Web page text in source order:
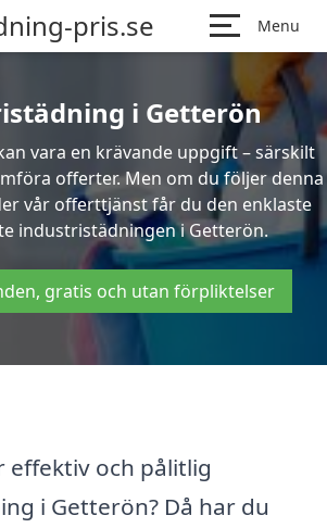
pris.se Menu
i Getterön
vara en krävande uppgift – särskilt
offerter. Men om du följer denna
vår offerttjänst får du den enklaste
industristädningen i Getterön.
gratis och utan förpliktelser
effektiv och pålitlig
i Getterön? Då har du